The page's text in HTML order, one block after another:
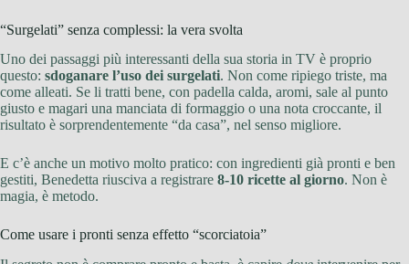
“Surgelati” senza complessi: la vera svolta
Uno dei passaggi più interessanti della sua storia in TV è proprio
questo: sdoganare l’uso dei surgelati. Non come ripiego triste, ma
come alleati. Se li tratti bene, con padella calda, aromi, sale al punto
giusto e magari una manciata di formaggio o una nota croccante, il
risultato è sorprendentemente “da casa”, nel senso migliore.
E c’è anche un motivo molto pratico: con ingredienti già pronti e ben
gestiti, Benedetta riusciva a registrare 8-10 ricette al giorno. Non è
magia, è metodo.
Come usare i pronti senza effetto “scorciatoia”